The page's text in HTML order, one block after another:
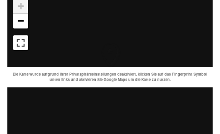
Die Karte wurde aufgrund Ihrer Privatsphäreeinstellungen deaktiviert, klicken Sie auf das Fingerprint Symbol
unten links und aktivieren Sie Google Maps um die Karte zu nutzen.
+
−